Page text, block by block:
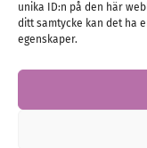
unika ID:n på den här
ditt samtycke kan det ha
egenskaper.
E-post: